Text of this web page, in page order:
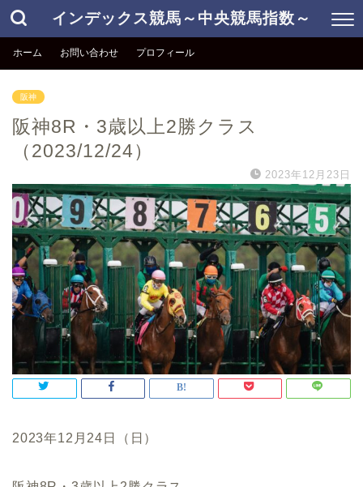
インデックス競馬～中央競馬指数～
ホーム お問い合わせ プロフィール
阪神
阪神8R・3歳以上2勝クラス
（2023/12/24）
2023年12月23日
2023年12月24日（日）